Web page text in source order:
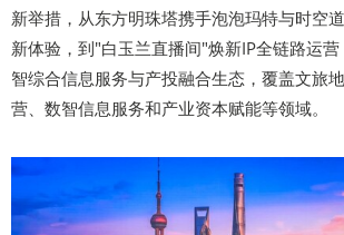
新举措，从东方明珠塔携手泡泡玛特与时空
新体验，到"白玉兰直播间"焕新IP全链路运
智综合信息服务与产投融合生态，覆盖文旅
营、数智信息服务和产业资本赋能等领域。